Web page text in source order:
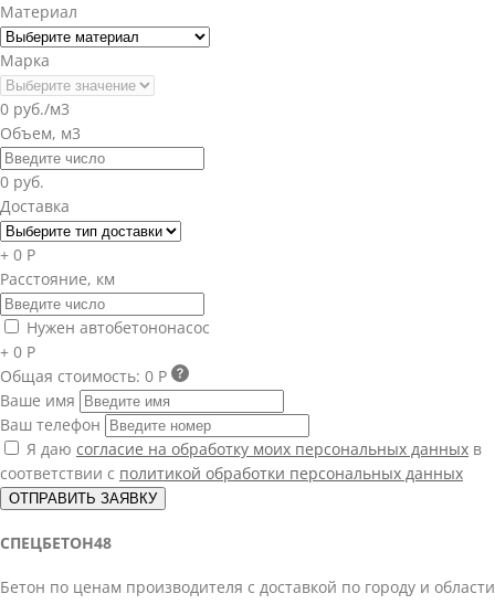
Материал
Марка
0 руб./м3
Объем, м3
0 руб.
Доставка
+ 0 Р
Расстояние, км
Нужен автобетононасос
+ 0 Р
Общая стоимость: 0 Р
Ваше имя
Ваш телефон
Я даю согласие на обработку моих персональных данных в
соответствии с политикой обработки персональных данных
ОТПРАВИТЬ ЗАЯВКУ
СПЕЦБЕТОН48
Бетон по ценам производителя с доставкой по городу и области